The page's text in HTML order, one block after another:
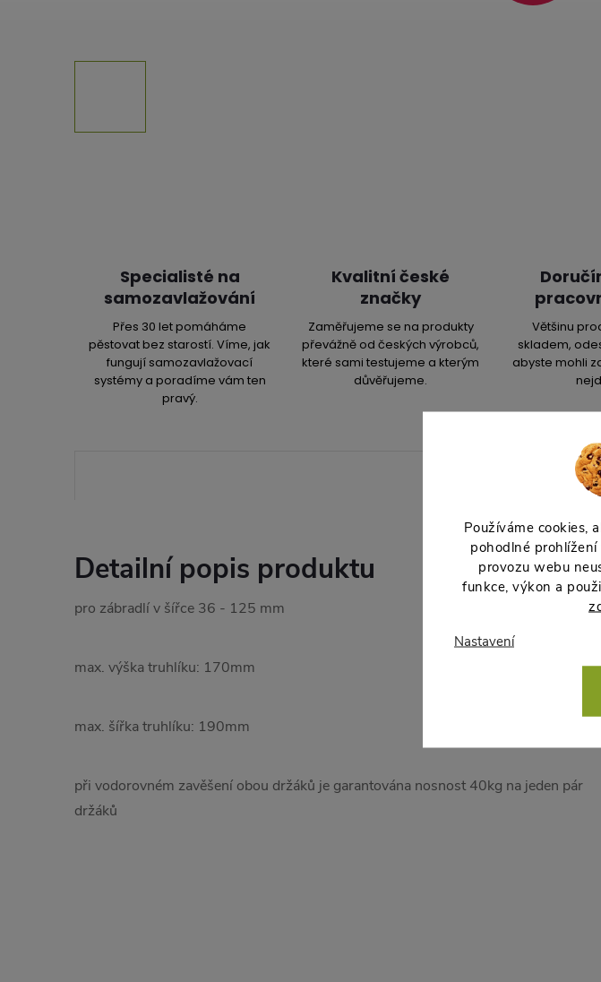
Používáme cookies,
pohodlné
provozu webu
funkce, výkon a
Nastavení
Specialisté na
samozavlažování
Přes 30 let pomáháme
pěstovat bez starostí. Víme, jak
fungují samozavlažovací
systémy a poradíme vám ten
pravý.
Kvalitní české
značky
Zaměřujeme se na produkty
převážně od českých výrobců,
které sami testujeme a kterým
důvěřujeme.
Většinu
skladem,
abyste mohli
POPIS
Detailní popis produktu
pro zábradlí v šířce 36 - 125 mm
max. výška truhlíku: 170mm
max. šířka truhlíku: 190mm
při vodorovném zavěšení obou držáků je garantována nosnost 40kg na jeden pár
držáků